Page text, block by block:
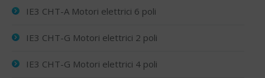
IE3 CHT-A Motori elettrici 6 poli
IE3 CHT-G Motori elettrici 2 poli
IE3 CHT-G Motori elettrici 4 poli